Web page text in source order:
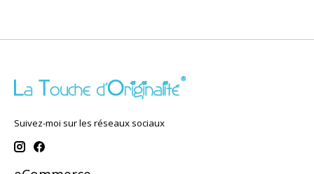
Suivez-moi sur les réseaux sociaux